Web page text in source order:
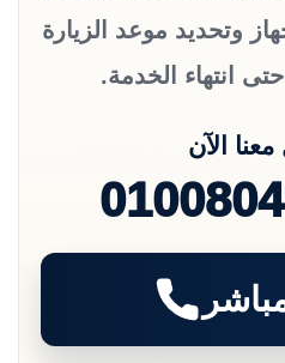
وتحديد موعد الزيارة
انتهاء الخدمة.
الآن